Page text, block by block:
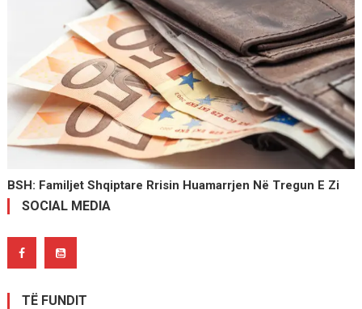
BSH: Familjet Shqiptare Rrisin Huamarrjen Në Tregun E Zi
SOCIAL MEDIA
TË FUNDIT